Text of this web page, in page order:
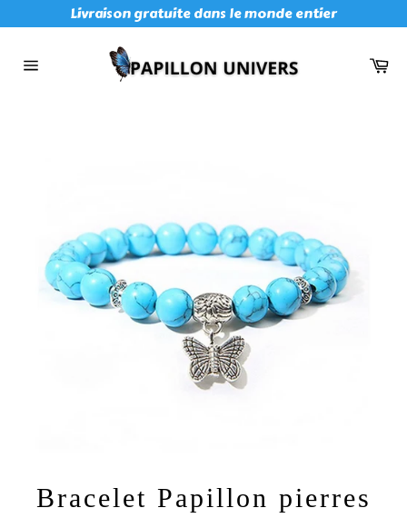
au
Livraison gratuite dans le monde entier
Bracelet Papillon pierres